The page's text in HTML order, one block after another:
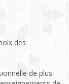
des
de plus